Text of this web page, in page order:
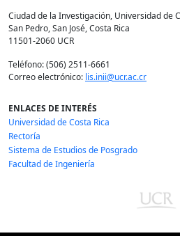
Ciudad de la Investigación, Universidad de
San Pedro, San José, Costa Rica
11501-2060 UCR
Teléfono: (506) 2511-6661
Correo electrónico: lis.inii@ucr.ac.cr
ENLACES DE INTERÉS
Universidad de Costa Rica
Rectoría
Sistema de Estudios de Posgrado
Facultad de Ingeniería